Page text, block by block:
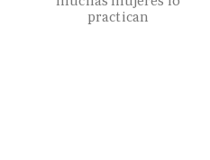
practican